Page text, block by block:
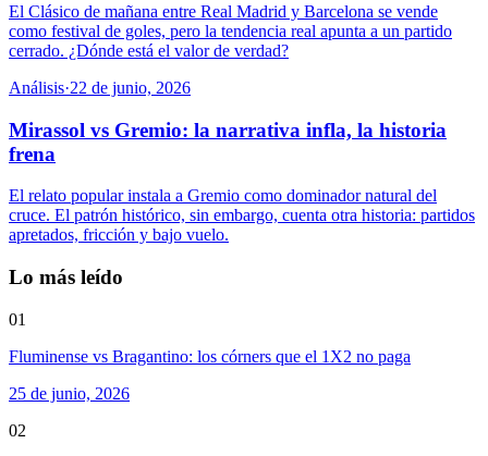
El Clásico de mañana entre Real Madrid y Barcelona se vende
como festival de goles, pero la tendencia real apunta a un partido
cerrado. ¿Dónde está el valor de verdad?
Análisis·22 de junio, 2026
Mirassol vs Gremio: la narrativa infla, la historia
frena
El relato popular instala a Gremio como dominador natural del
cruce. El patrón histórico, sin embargo, cuenta otra historia: partidos
apretados, fricción y bajo vuelo.
Lo más leído
01
Fluminense vs Bragantino: los córners que el 1X2 no paga
25 de junio, 2026
02